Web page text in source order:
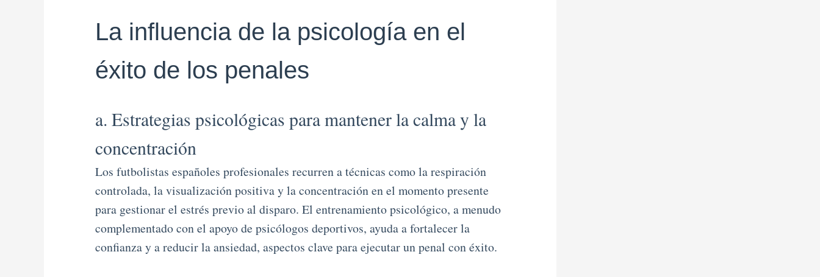
La influencia de la psicología en el
éxito de los penales
a. Estrategias psicológicas para mantener la calma y la
concentración
Los futbolistas españoles profesionales recurren a técnicas como la respiración
controlada, la visualización positiva y la concentración en el momento presente
para gestionar el estrés previo al disparo. El entrenamiento psicológico, a menudo
complementado con el apoyo de psicólogos deportivos, ayuda a fortalecer la
confianza y a reducir la ansiedad, aspectos clave para ejecutar un penal con éxito.